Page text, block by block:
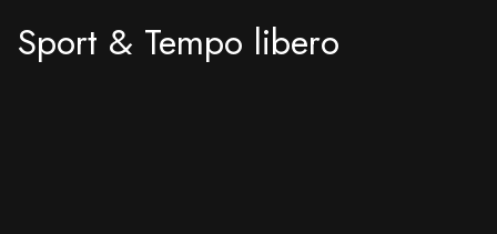
Sport & Tempo libero